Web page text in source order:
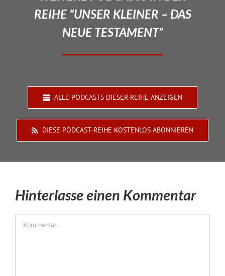
REIHE “UNSER KLEINER – DAS
NEUE TESTAMENT”
ALLE PODCASTS DIESER REIHE ANZEIGEN
DIESE PODCAST-REIHE KOSTENLOS ABONNIEREN
Hinterlasse einen Kommentar